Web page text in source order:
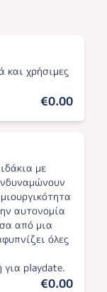
και χρήσιμες
€0.00
με
αυτονομία
από μια
όλες
για playdate.
€0.00